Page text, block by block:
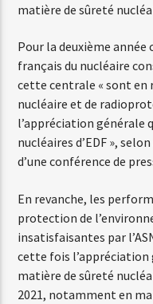
Web-Radio-
Web-
Web-Radio-
matière de sûreté
Pour la deuxième année
français du nucléaire
cette centrale « sont
nucléaire et de
l’appréciation générale
nucléaires d’EDF »,
d’une conférence de
En revanche, les
protection de
insatisfaisantes par
cette fois l’appréciation
matière de sûreté
2021, notamment en